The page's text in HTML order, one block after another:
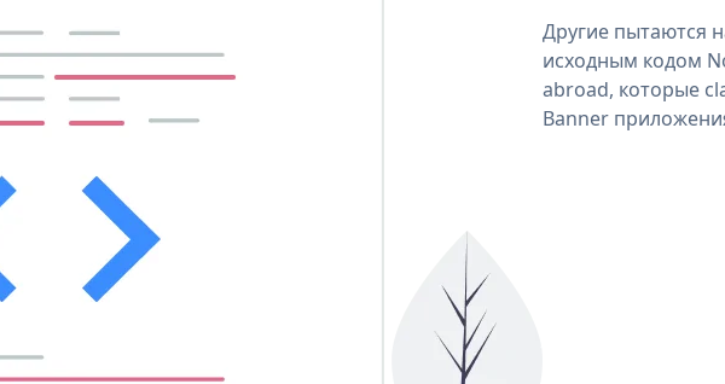
Другие пытаются
исходным кодом
abroad, которые
Banner